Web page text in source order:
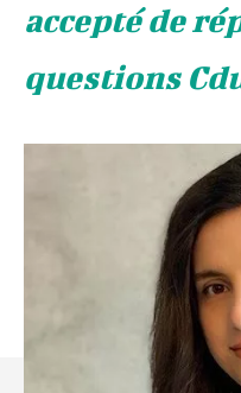
accepté de
questions